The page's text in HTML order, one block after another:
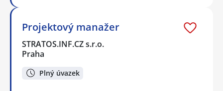
Projektový manažer
STRATOS.INF.CZ s.r.o.
Praha
Plný úvazek